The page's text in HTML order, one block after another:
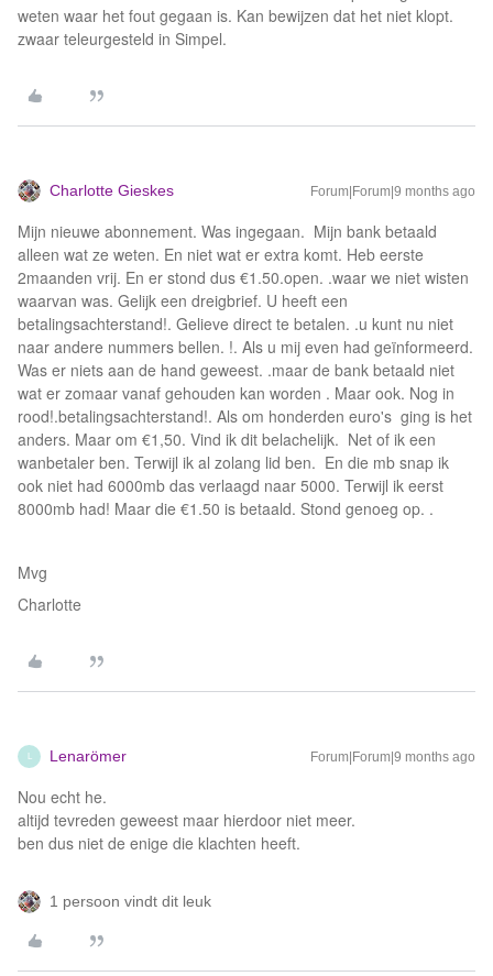
weten waar het fout gegaan is. Kan bewijzen dat het niet klopt.
zwaar teleurgesteld in Simpel.
Charlotte Gieskes Forum|Forum|9 months ago
Mijn nieuwe abonnement. Was ingegaan. Mijn bank betaald
alleen wat ze weten. En niet wat er extra komt. Heb eerste
2maanden vrij. En er stond dus €1.50.open. .waar we niet wisten
waarvan was. Gelijk een dreigbrief. U heeft een
betalingsachterstand!. Gelieve direct te betalen. .u kunt nu niet
naar andere nummers bellen. !. Als u mij even had geïnformeerd.
Was er niets aan de hand geweest. .maar de bank betaald niet
wat er zomaar vanaf gehouden kan worden . Maar ook. Nog in
rood!.betalingsachterstand!. Als om honderden euro's ging is het
anders. Maar om €1,50. Vind ik dit belachelijk. Net of ik een
wanbetaler ben. Terwijl ik al zolang lid ben. En die mb snap ik
ook niet had 6000mb das verlaagd naar 5000. Terwijl ik eerst
8000mb had! Maar die €1.50 is betaald. Stond genoeg op. .
Mvg
Charlotte
L Lenarömer Forum|Forum|9 months ago
Nou echt he.
altijd tevreden geweest maar hierdoor niet meer.
ben dus niet de enige die klachten heeft.
1 persoon vindt dit leuk